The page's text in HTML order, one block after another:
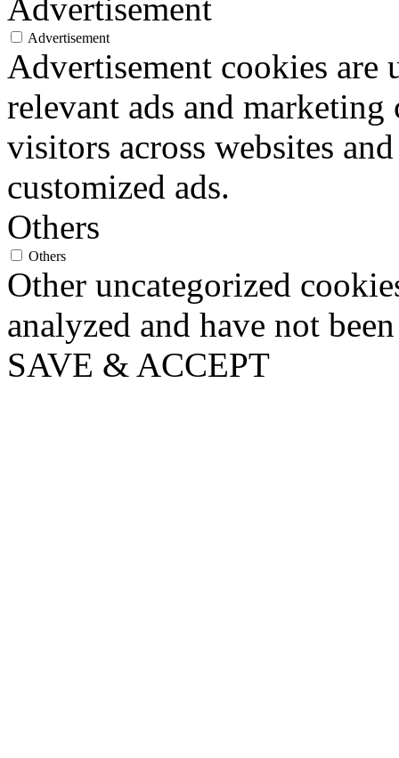
Advertisement
Advertisement
Advertisement cookies
relevant ads and marketing
visitors across websites
customized ads.
Others
Others
Other uncategorized
analyzed and have not
SAVE & ACCEPT